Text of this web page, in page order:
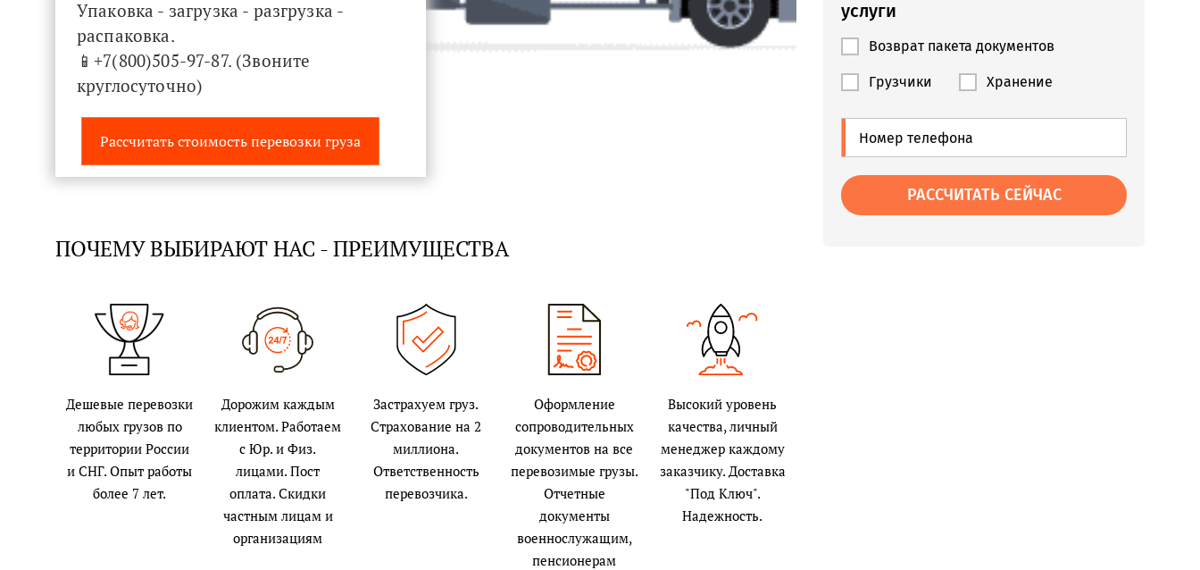
Упаковка - загрузка - разгрузка -
распаковка.
📱+7(800)505-97-87. (Звоните
круглосуточно)
Рассчитать стоимость перевозки груза
ПОЧЕМУ ВЫБИРАЮТ НАС - ПРЕИМУЩЕСТВА
Дешевые перевозки
любых грузов по
территории России
и СНГ. Опыт работы
более 7 лет.
Дорожим каждым
клиентом. Работаем
с Юр. и Физ.
лицами. Пост
оплата. Скидки
частным лицам и
организациям
Застрахуем груз.
Страхование на 2
миллиона.
Ответственность
перевозчика.
Оформление
сопроводительных
документов на все
перевозимые грузы.
Отчетные
документы
военнослужащим,
пенсионерам
Высокий уровень
качества, личный
менеджер каждому
заказчику. Доставка
"Под Ключ".
Надежность.
услуги
Возврат пакета документов
Грузчики Хранение
РАССЧИТАТЬ СЕЙЧАС